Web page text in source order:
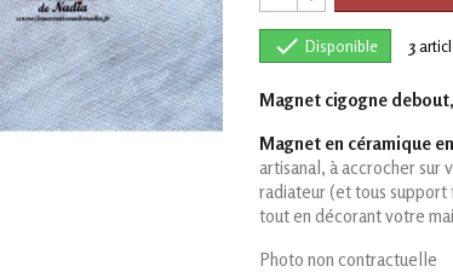
 Disponible 3
Magnet cigogne
Magnet en céramique
artisanal, à accrocher sur
radiateur (et tous
tout en décorant votre
Photo non contractuelle